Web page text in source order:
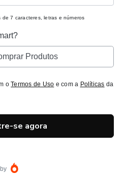
de 7 caracteres, letras e números
Produtos
oTermos de Uso e com a Políticas da
se agora